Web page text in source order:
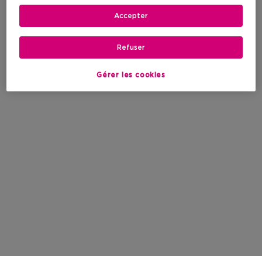
Gérer les cookies
Refuser
Accepter